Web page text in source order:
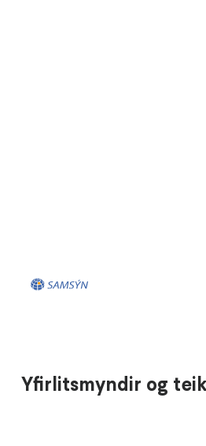
Yfirlitsmyndir og